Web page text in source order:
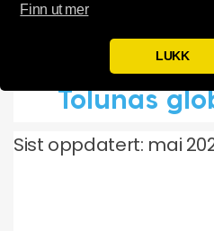
Finn ut mer
LUKK
Tolunas
Sist oppdatert: mai